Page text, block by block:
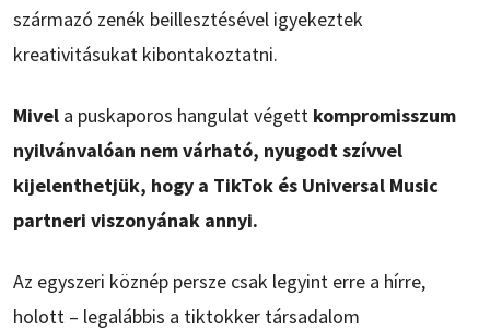
származó zenék beillesztésével igyekeztek
kreativitásukat kibontakoztatni.
Mivel a puskaporos hangulat végett kompromisszum
nyilvánvalóan nem várható, nyugodt szívvel
kijelenthetjük, hogy a TikTok és Universal Music
partneri viszonyának annyi.
Az egyszeri köznép persze csak legyint erre a hírre,
holott – legalábbis a tiktokker társadalom